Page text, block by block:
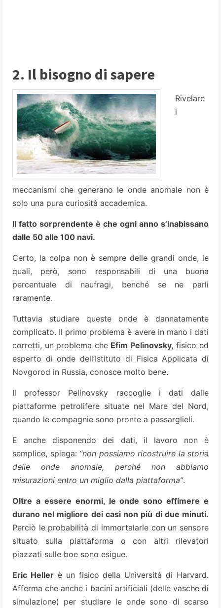
2. Il bisogno di sapere
Rivelare
i
meccanismi che generano le onde anomale non è
solo una pura curiosità accademica.
Il fatto sorprendente è che ogni anno s’inabissano
dalle 50 alle 100 navi.
Certo, la colpa non è sempre delle grandi onde, le
quali, però, sono responsabili di una buona
percentuale di naufragi, benché se ne parli
raramente.
Tuttavia studiare queste onde è dannatamente
complicato. Il primo problema è avere in mano i dati
corretti, un problema che Efim Pelinovsky, fisico ed
esperto di onde dell’Istituto di Fisica Applicata di
Novgorod in Russia, conosce molto bene.
Il professor Pelinovsky raccoglie i dati dalle
piattaforme petrolifere situate nel Mare del Nord,
quando le compagnie sono pronte a passarglieli.
E anche disponendo dei dati, il lavoro non è
semplice, spiega: “non possiamo ricostruire la storia
delle onde anomale, perché non abbiamo
misurazioni entro un miglio dalla piattaforma”.
Oltre a essere enormi, le onde sono effimere e
durano nel migliore dei casi non più di due minuti.
Perciò le probabilità di immortalarle con un sensore
situato sulla piattaforma o con altri rilevatori
piazzati sulle boe sono esigue.
Eric Hellerè un fisico della Università di Harvard.
Afferma che anche i bacini artificiali (delle vasche di
simulazione) per studiare le onde sono di scarso